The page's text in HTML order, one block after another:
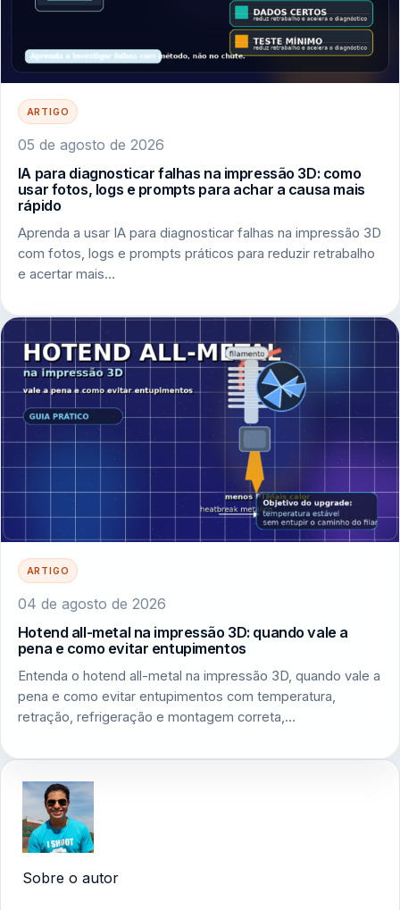
ARTIGO
05 de agosto de 2026
IA para diagnosticar falhas na impressão 3D: como
usar fotos, logs e prompts para achar a causa mais
rápido
Aprenda a usar IA para diagnosticar falhas na impressão 3D
com fotos, logs e prompts práticos para reduzir retrabalho
e acertar mais…
ARTIGO
04 de agosto de 2026
Hotend all-metal na impressão 3D: quando vale a
pena e como evitar entupimentos
Entenda o hotend all-metal na impressão 3D, quando vale a
pena e como evitar entupimentos com temperatura,
retração, refrigeração e montagem correta,…
Sobre o autor